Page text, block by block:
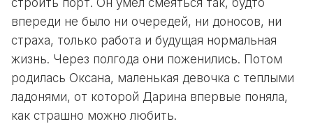
строить порт. Он умел смеяться так, будто
впереди не было ни очередей, ни доносов, ни
страха, только работа и будущая нормальная
жизнь. Через полгода они поженились. Потом
родилась Оксана, маленькая девочка с теплыми
ладонями, от которой Дарина впервые поняла,
как страшно можно любить.